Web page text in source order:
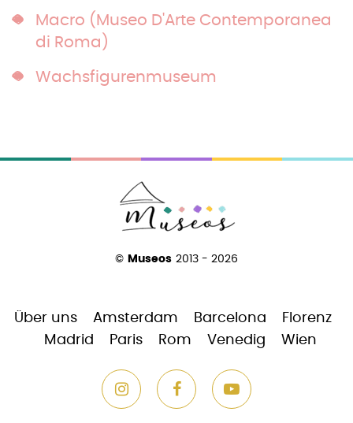
Macro (Museo D'Arte Contemporanea
di Roma)
Wachsfigurenmuseum
© Museos 2013 - 2026
Über uns Amsterdam Barcelona
Florenz
Madrid
Paris Rom Venedig Wien